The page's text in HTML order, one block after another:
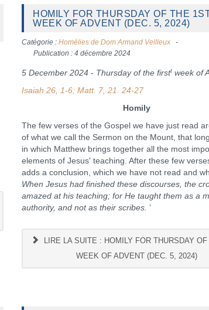
HOMILY FOR THURSDAY OF THE
WEEK OF ADVENT (DEC. 5, 2024)
Catégorie :Homélies de Dom Armand Veilleux
Publication : 4 décembre 2024
5 December 2024 - Thursday of the firstt week of
Isaiah 26, 1-6; Matt. 7, 21. 24-27
Homily
The few verses of the Gospel we have just read
of what we call the Sermon on the Mount, that
in which Matthew brings together all the most
elements of Jesus' teaching. After these few
adds a conclusion, which we have not read and
When Jesus had finished these discourses, the
amazed at his teaching; for He taught them as a
authority, and not as their scribes. ’
LIRE LA SUITE : HOMILY FOR THURSDAY
WEEK OF ADVENT (DEC. 5, 2024)